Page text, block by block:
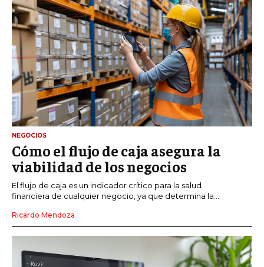
NEGOCIOS
Cómo el flujo de caja asegura la
viabilidad de los negocios
El flujo de caja es un indicador crítico para la salud
financiera de cualquier negocio, ya que determina la...
Ricardo Mendoza